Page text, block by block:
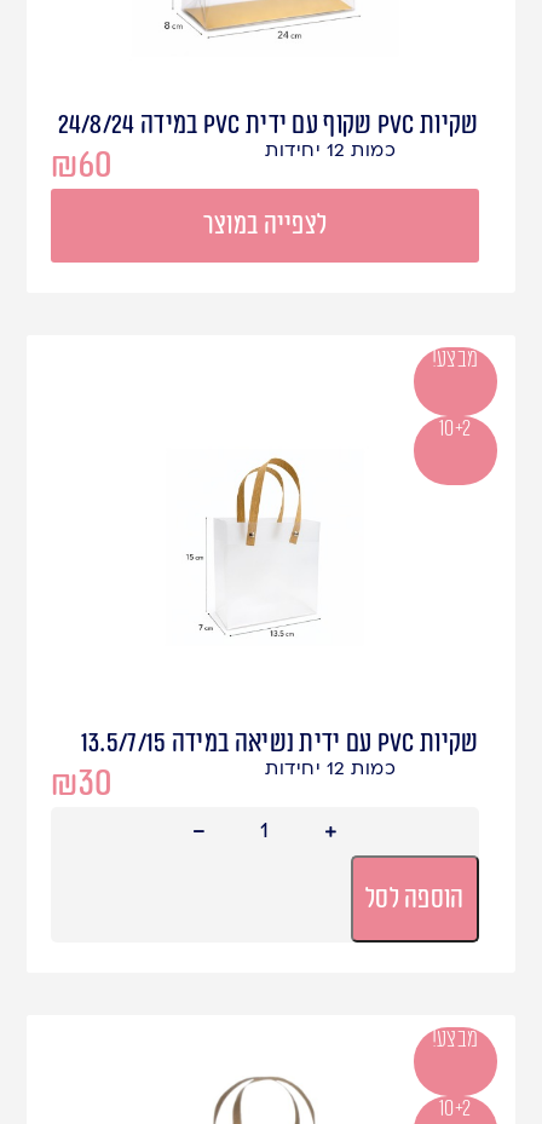
שקיות PVC שקוף עם ידית PVC במידה 24/8/24
₪60 כמות 12 יחידות
לצפייה במוצר
שקיות PVC עם ידית נשיאה במידה 13.5/7/15
₪30 כמות 12 יחידות
הוספה לסל
מבצע!
10+2
מבצע!
10+2